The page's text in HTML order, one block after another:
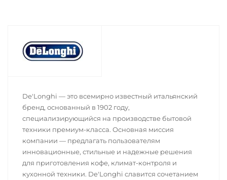
De'Longhi — это всемирно известный итальянский
бренд, основанный в 1902 году,
специализирующийся на производстве бытовой
техники премиум-класса. Основная миссия
компании — предлагать пользователям
инновационные, стильные и надежные решения
для приготовления кофе, климат-контроля и
кухонной техники. De'Longhi славится сочетанием